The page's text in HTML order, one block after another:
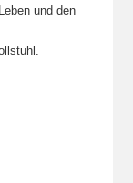
und den